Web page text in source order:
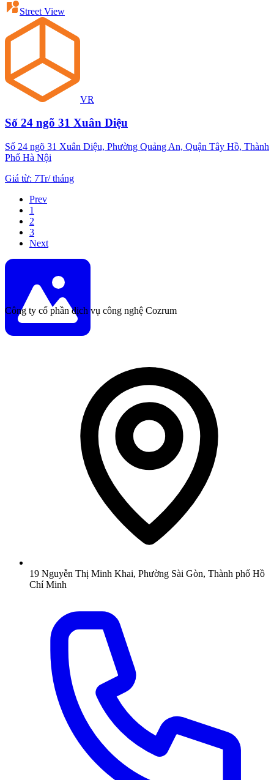
Street View
VR
Số 24 ngõ 31 Xuân Diệu
Số 24 ngõ 31 Xuân Diệu, Phường Quảng An, Quận Tây Hồ, Thành
Phố Hà Nội
Giá từ: 7Tr/tháng
Prev
1
2
3
Next
Công ty cổ phần dịch vụ công nghệ Cozrum
19 Nguyễn Thị Minh Khai, Phường Sài Gòn, Thành phố Hồ
Chí Minh